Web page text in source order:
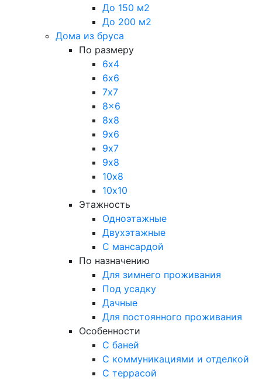
До 150 м2
До 200 м2
Дома из бруса
По размеру
6х4
6х6
7х7
8x6
8х8
9х6
9х7
9х8
10х8
10х10
Этажность
Одноэтажные
Двухэтажные
С мансардой
По назначению
Для зимнего проживания
Под усадку
Дачные
Для постоянного проживания
Особенности
С баней
С коммуникациями и отделкой
С террасой